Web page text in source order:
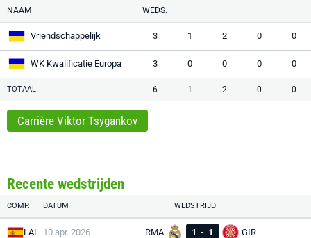
NAAM WEDS.
Vriendschappelijk 3 1 2 0 0
WK Kwalificatie Europa 3 0 0 0 0
TOTAAL 6 1 2 0 0
Carrière Viktor Tsygankov
Recente wedstrijden
COMP. DATUM WEDSTRIJD
LAL 10 apr. 2026 RMA 1 - 1
GIR